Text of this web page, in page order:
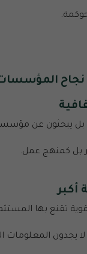
نجاح
بل يبحثون عن
بل كمنهج عمل.
أكبر
تقنع بها
يجدون المعلومات